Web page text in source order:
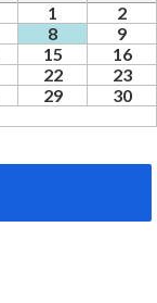
1
2
8
9
15
16
22
23
29
30